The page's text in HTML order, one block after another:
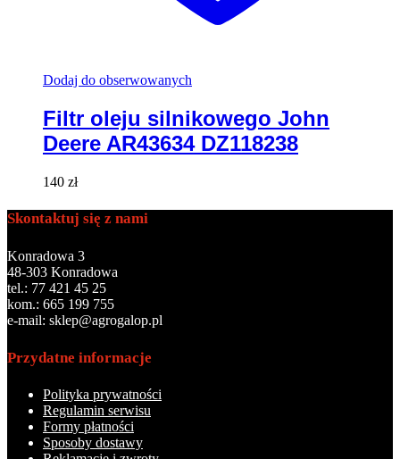
Dodaj do obserwowanych
Filtr oleju silnikowego John
Deere AR43634 DZ118238
140 zł
Skontaktuj się z nami
Konradowa 3
48-303 Konradowa
tel.: 77 421 45 25
kom.: 665 199 755
e-mail: sklep@agrogalop.pl
Przydatne informacje
Polityka prywatności
Regulamin serwisu
Formy płatności
Sposoby dostawy